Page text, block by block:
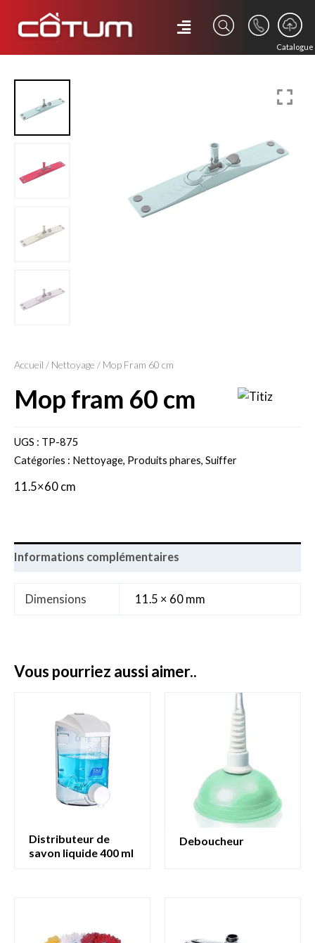
Catalogue
Accueil / Nettoyage / Mop Fram 60 cm
mop fram 60 cm
UGS : TP-875
Catégories : Nettoyage, Produits phares, Suiffer
11.5×60 cm
Informations complémentaires
Dimensions 11.5 × 60 mm
vous pourriez aussi aimer..
distributeur de
savon liquide 400 ml
deboucheur